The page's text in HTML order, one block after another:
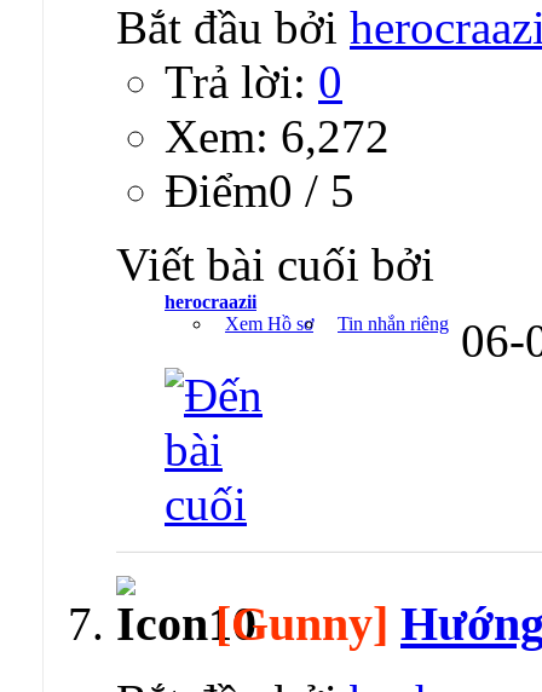
Bắt đầu bởi
Trả lời: 0
Xem: 6,272
Ðiểm0 / 5
Viết bài cuối bởi
herocraazii
Xem Hồ sơ
Tin nhắn riêng 06-
[Gunny]